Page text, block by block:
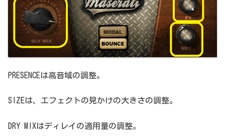
PRESENCEは高音域の調整。
SIZEは、エフェクトの見かけの大きさの調整。
DRY MIXはディレイの適用量の調整。